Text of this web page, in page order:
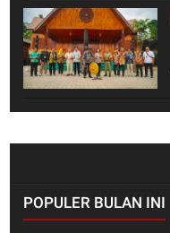
POPULER BULAN INI